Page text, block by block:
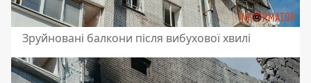
Зруйновані балкони після вибухової хвилі